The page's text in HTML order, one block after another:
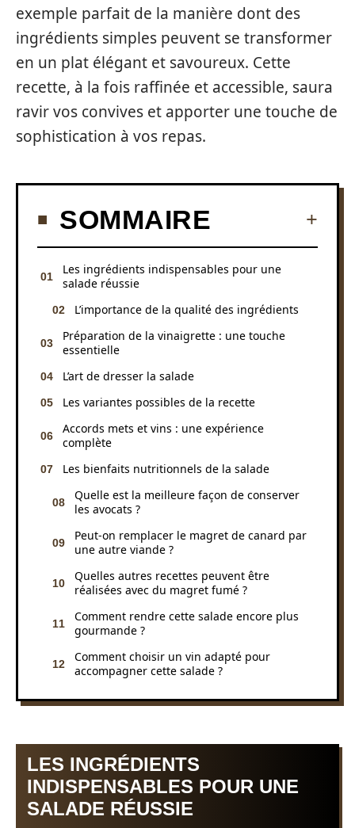
exemple parfait de la manière dont des
ingrédients simples peuvent se transformer
en un plat élégant et savoureux. Cette
recette, à la fois raffinée et accessible, saura
ravir vos convives et apporter une touche de
sophistication à vos repas.
SOMMAIRE
Les ingrédients indispensables pour une
salade réussie
L’importance de la qualité des ingrédients
Préparation de la vinaigrette : une touche
essentielle
L’art de dresser la salade
Les variantes possibles de la recette
Accords mets et vins : une expérience
complète
Les bienfaits nutritionnels de la salade
Quelle est la meilleure façon de conserver
les avocats ?
Peut-on remplacer le magret de canard par
une autre viande ?
Quelles autres recettes peuvent être
réalisées avec du magret fumé ?
Comment rendre cette salade encore plus
gourmande ?
Comment choisir un vin adapté pour
accompagner cette salade ?
LES INGRÉDIENTS
INDISPENSABLES POUR UNE
SALADE RÉUSSIE